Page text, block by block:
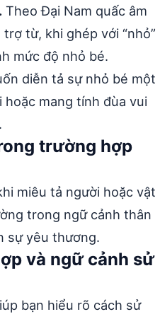
Theo Đại Nam quấc âm
từ, khi ghép với “nhỏ”
mức độ nhỏ bé.
diễn tả sự nhỏ bé một
mang tính đùa vui
trường hợp
miêu tả người hoặc vật
trong ngữ cảnh thân
sự yêu thương.
và ngữ cảnh sử
bạn hiểu rõ cách sử